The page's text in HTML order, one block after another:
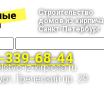
Строительство
домов из кирпича
Санкт-Петербург
339-68-44
iz-kirpicha.ru
Греческий пр. 29